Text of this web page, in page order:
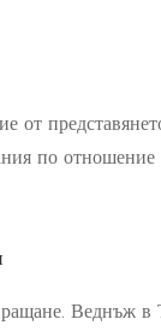
от
по отношение
Веднъж в